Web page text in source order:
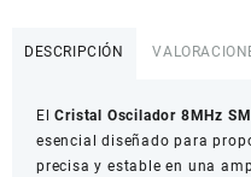
Precisión
Alta
Estabilidad
DESCRIPCIÓN
ElCristal Oscilador 8MHz
esencial diseñado para
precisa y estable en una